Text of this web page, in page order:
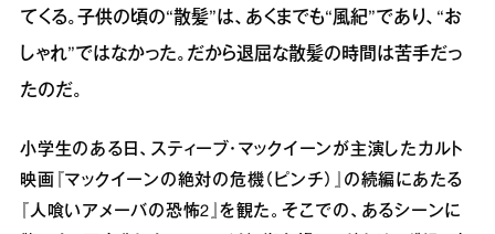
てくる。子供の頃の“散髪”は、あくまでも“風紀”であり、“お
しゃれ”ではなかった。だから退屈な散髪の時間は苦手だっ
たのだ。
小学生のある日、スティーブ・マックイーンが主演したカルト
映画『マックイーンの絶対の危機（ピンチ）』の続編にあたる
『人喰いアメーバの恐怖2』を観た。そこでの、あるシーンに